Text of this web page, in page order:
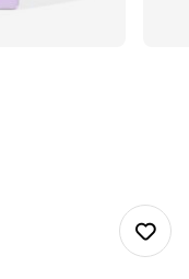
scrunchies/